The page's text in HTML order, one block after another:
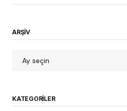
ARŞİV
KATEGORILER